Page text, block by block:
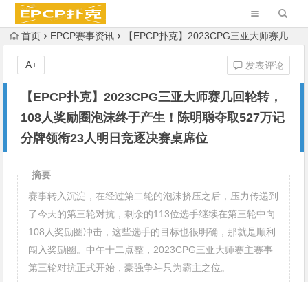
首页 EPCP赛事资讯 【EPCP扑克】2023CPG三亚大师赛几回轮转，108人奖励圈泡沫终于产生！陈明聪夺取527万记分牌领衔23人明日竞逐决赛桌席位
【EPCP扑克】2023CPG三亚大师赛几回轮转，
108人奖励圈泡沫终于产生！陈明聪夺取527万记
分牌领衔23人明日竞逐决赛桌席位
发表评论
A+
摘要
赛事转入沉淀，在经过第二轮的泡沫挤压之后，压力传递到
了今天的第三轮对抗，剩余的113位选手继续在第三轮中向
108人奖励圈冲击，这些选手的目标也很明确，那就是顺利
闯入奖励圈。中午十二点整，2023CPG三亚大师赛主赛事
第三轮对抗正式开始，豪强争斗只为霸主之位。